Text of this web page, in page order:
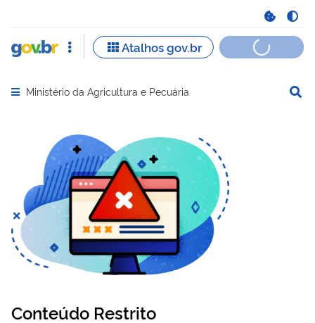
Abrir menu principal de navegação
Ministério da Agricultura e Pecuária
Conteúdo Restrito